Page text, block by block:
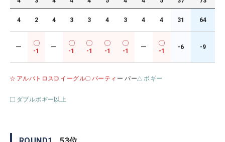
4 2 4 3 3 4 3 4 4 31 64
ー
-1
ー
-1 -1 -1 -1
ー
-1
-6 -9
アルバトロス イーグル バーティ ー パー ボギー
ダブルボギー以上